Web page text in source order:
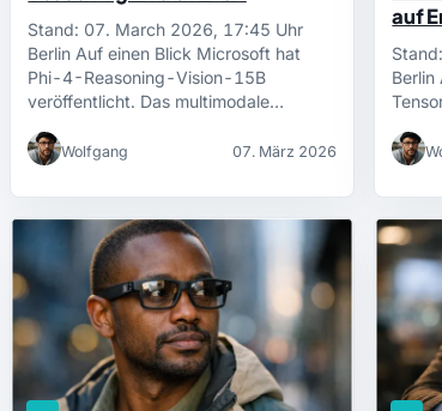
Stand: 07. March 2026, 17:45 Uhr
Berlin Auf einen Blick Microsoft hat
Phi-4-Reasoning-Vision-15B
veröffentlicht. Das multimodale…
Wolfgang 07. März 2026
auf
Berlin